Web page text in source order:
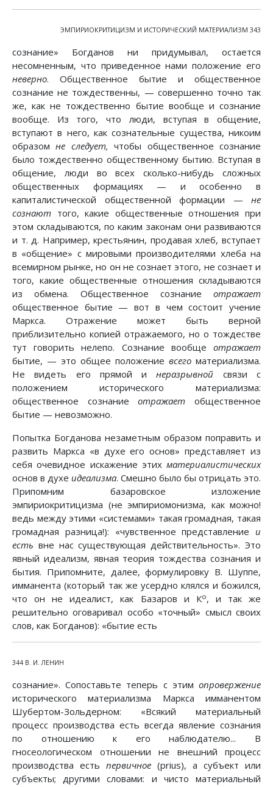
ЭМПИРИОКРИТИЦИЗМ И ИСТОРИЧЕСКИЙ МАТЕРИАЛИЗМ 343
сознание» Богданов ни придумывал, остается
несомненным, что приведенное нами положение его
неверно. Общественное бытие и общественное
сознание не тождественны, — совершенно точно так
же, как не тождественно бытие вообще и сознание
вообще. Из того, что люди, вступая в общение,
вступают в него, как сознательные существа, никоим
образомне следует, чтобы общественное сознание
было тождественно общественному бытию. Вступая в
общение, люди во всех сколько-нибудь сложных
общественных формациях — и особенно в
капиталистической общественной формации — не
сознают того, какие общественные отношения при
этом складываются, по каким законам они развиваются
и т. д. Например, крестьянин, продавая хлеб, вступает
в «общение» с мировыми производителями хлеба на
всемирном рынке, но он не сознает этого, не сознает и
того, какие общественные отношения складываются
из обмена. Общественное сознание отражает
общественное бытие — вот в чем состоит учение
Маркса. Отражение может быть верной
приблизительно копией отражаемого, но о тождестве
тут говорить нелепо. Сознание вообще отражает
бытие, — это общее положение всего материализма.
Не видеть его прямой инеразрывной связи с
положением исторического материализма:
общественное сознаниеотражает общественное
бытие — невозможно.
Попытка Богданова незаметным образом поправить и
развить Маркса «в духе его основ» представляет из
себя очевидное искажение этих материалистических
основ в духе идеализма. Смешно было бы отрицать это.
Припомним базаровское изложение
эмпириокритицизма (не эмпириомонизма, как можно!
ведь между этими «системами» такая громадная, такая
громадная разница!): «чувственное представление и
есть вне нас существующая действительность». Это
явный идеализм, явная теория тождества сознания и
бытия. Припомните, далее, формулировку В. Шуппе,
имманента (который так же усердно клялся и божился,
что он не идеалист, как Базаров и Ко, и так же
решительно оговаривал особо «точный» смысл своих
слов, как Богданов): «бытие есть
344 В. И. ЛЕНИН
сознание». Сопоставьте теперь с этим опровержение
исторического материализма Маркса имманентом
Шубертом-Зольдерном: «Всякий материальный
процесс производства есть всегда явление сознания
по отношению к его наблюдателю... В
гносеологическом отношении не внешний процесс
производства есть первичное (prius), a субъект или
субъекты; другими словами: и чисто материальный